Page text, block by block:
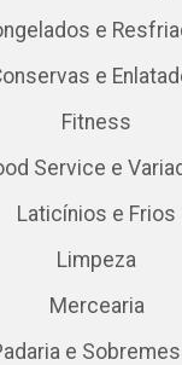
e
e
Fitness
Service e
Laticínios e Frios
Limpeza
Mercearia
e